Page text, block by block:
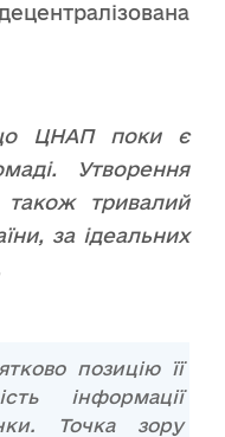
ЦНАП поки є
Утворення
тривалий
за ідеальних
позицію її
інформації
Точка зору